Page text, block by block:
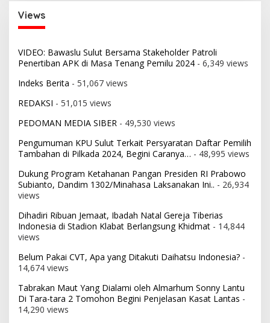
Views
VIDEO: Bawaslu Sulut Bersama Stakeholder Patroli
Penertiban APK di Masa Tenang Pemilu 2024 - 6,349 views
Indeks Berita - 51,067 views
REDAKSI - 51,015 views
PEDOMAN MEDIA SIBER - 49,530 views
Pengumuman KPU Sulut Terkait Persyaratan Daftar Pemilih
Tambahan di Pilkada 2024, Begini Caranya… - 48,995 views
Dukung Program Ketahanan Pangan Presiden RI Prabowo
Subianto, Dandim 1302/Minahasa Laksanakan Ini.. - 26,934
views
Dihadiri Ribuan Jemaat, Ibadah Natal Gereja Tiberias
Indonesia di Stadion Klabat Berlangsung Khidmat - 14,844
views
Belum Pakai CVT, Apa yang Ditakuti Daihatsu Indonesia? -
14,674 views
Tabrakan Maut Yang Dialami oleh Almarhum Sonny Lantu
Di Tara-tara 2 Tomohon Begini Penjelasan Kasat Lantas -
14,290 views